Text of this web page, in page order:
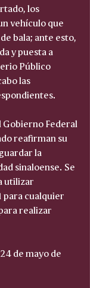
los
vehículo que
bala; ante esto,
y puesta a
Público
las
Gobierno Federal
reafirman su
la
sinaloense. Se
utilizar
para cualquier
realizar
de mayo de